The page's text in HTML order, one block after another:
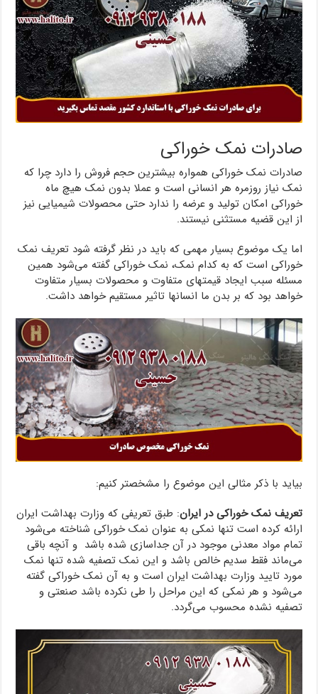
صادرات نمک خوراکی
صادرات نمک خوراکی همواره بیشترین حجم فروش را دارد چرا که
نمک نیاز روزمره هر انسانی است و عملا بدون نمک هیچ ماه
خوراکی امکان تولید و عرضه را ندارد حتی محصولات شیمیایی نیز
از این قضیه مستثنی نیستند.
اما یک موضوع بسیار مهمی که باید در نظر گرفته شود تعریف نمک
خوراکی است که به کدام نمک، نمک خوراکی گفته می‌شود همین
مسئله سبب ایجاد قیمتهای متفاوت و محصولات بسیار متفاوت
خواهد بود که بر بدن ما انسانها تاثیر مستقیم خواهد داشت.
بیاید با ذکر مثالی این موضوع را مشخصتر کنیم:
تعریف نمک خوراکی در ایران: طبق تعریفی که وزارت بهداشت ایران
ارائه کرده است تنها نمکی به عنوان نمک خوراکی شناخته می‌شود
تمام مواد معدنی موجود در آن جداسازی شده باشد و آنچه باقی
می‌ماند فقط سدیم خالص باشد و این نمک تصفیه شده تنها نمک
مورد تایید وزارت بهداشت ایران است و به آن نمک خوراکی گفته
می‌شود و هر نمکی که این مراحل را طی نکرده باشد صنعتی و
تصفیه نشده محسوب می‌گردد.